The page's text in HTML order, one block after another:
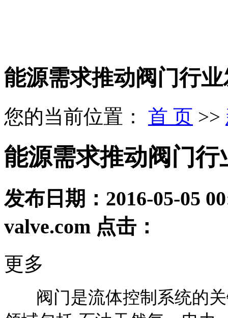
能源需求推动阀门行
您的当前位置： 首 页 >>
能源需求推动阀门行
发布日期： 2016-05-05
valve.com 点击：
更多
阀门是流体控制系统的关